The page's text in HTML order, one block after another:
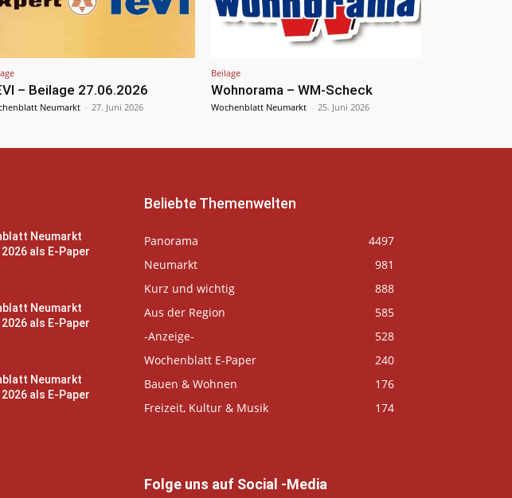
– Beilage 27.06.2026
Neumarkt - 27. Juni 2026
Beilage
Wohnorama – WM-Scheck
Wochenblatt Neumarkt - 25. Juni 2026
Neumarkt
als E-Paper
Neumarkt
als E-Paper
Neumarkt
als E-Paper
Beliebte Themenwelten
Panorama
4497
Neumarkt
981
Kurz und wichtig
888
Aus der Region
585
-Anzeige-
528
Wochenblatt E-Paper
240
Bauen & Wohnen
176
Freizeit, Kultur & Musik
174
Folge uns auf Social -Media